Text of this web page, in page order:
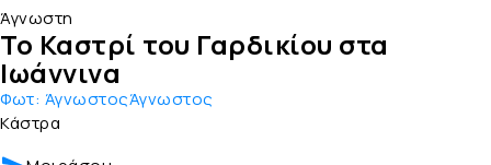
Άγνωστη
Το Καστρί του Γαρδικίου στα
Ιωάννινα
Φωτ: ΆγνωστοςΆγνωστος
Κάστρα